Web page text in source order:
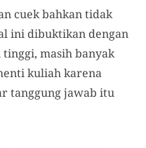
cuek bahkan tidak
ini dibuktikan dengan
masih banyak
kuliah karena
tanggung jawab itu